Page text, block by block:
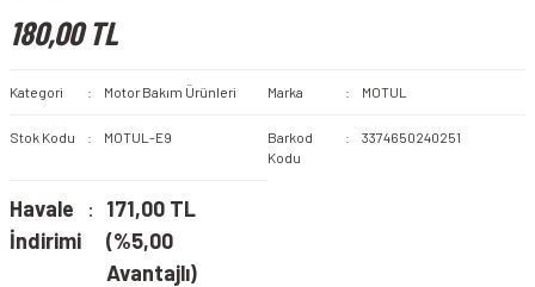
180,00 TL
Kategori Motor Bakım Ürünleri Marka MOTUL
Stok Kodu MOTUL-E9
Barkod
Kodu
3374650240251
Havale
İndirimi
171,00 TL
(%5,00
Avantajlı)